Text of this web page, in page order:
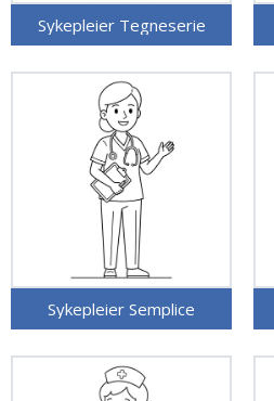
Sykepleier Tegneserie
Sykepleier Semplice